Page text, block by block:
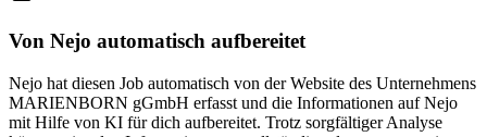
Von Nejo automatisch aufbereitet
Nejo hat diesen Job automatisch von der Website des Unternehmens
MARIENBORN gGmbH erfasst und die Informationen auf Nejo
mit Hilfe von KI für dich aufbereitet. Trotz sorgfältiger Analyse